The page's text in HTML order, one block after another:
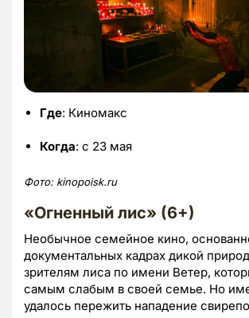
Где: Киномакс
Когда: с 23 мая
Фото: kinopoisk.ru
«Огненный лис» (6+)
Необычное семейное кино,
документальных кадрах дикой
зрителям лиса по имени Ветер,
самым слабым в своей семье. Но
удалось пережить нападение